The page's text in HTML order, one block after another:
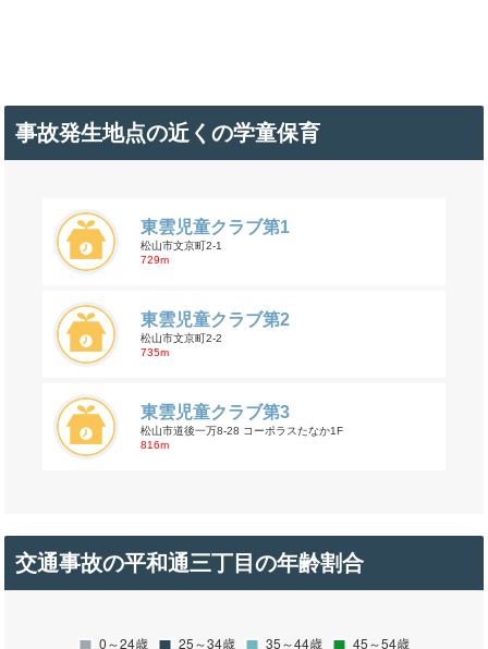
事故発生地点の近くの学童保育
東雲児童クラブ第1
松山市文京町2-1
729m
東雲児童クラブ第2
松山市文京町2-2
735m
東雲児童クラブ第3
松山市道後一万8-28 コーポラスたなか1F
816m
交通事故の平和通三丁目の年齢割合